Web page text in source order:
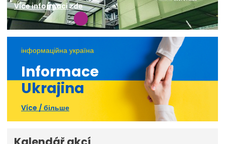
Více informací zde
інформаційна україна
Informace
Ukrajina
Více / більше